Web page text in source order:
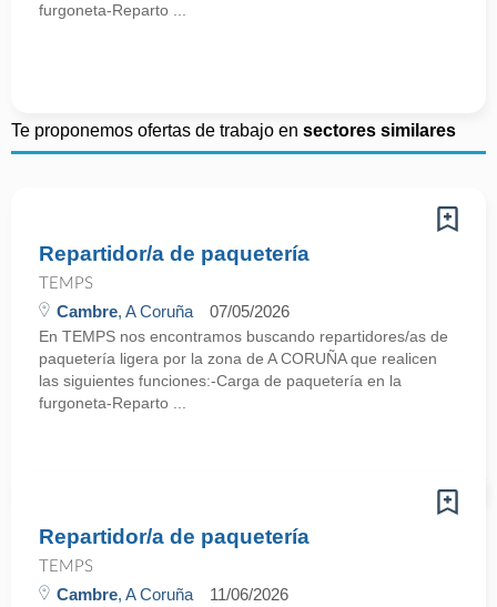
furgoneta-Reparto ...
Te proponemos ofertas de trabajo en sectores similares
Repartidor/a de paquetería
TEMPS
Cambre, A Coruña 07/05/2026
En TEMPS nos encontramos buscando repartidores/as de
paquetería ligera por la zona de A CORUÑA que realicen
las siguientes funciones:-Carga de paquetería en la
furgoneta-Reparto ...
Repartidor/a de paquetería
TEMPS
Cambre, A Coruña 11/06/2026